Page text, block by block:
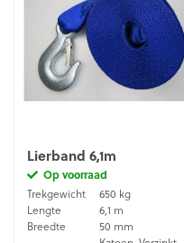
Lierband 6,1m
Op voorraad
Trekgewicht
650 kg
Lengte
6,1 m
Breedte
50 mm